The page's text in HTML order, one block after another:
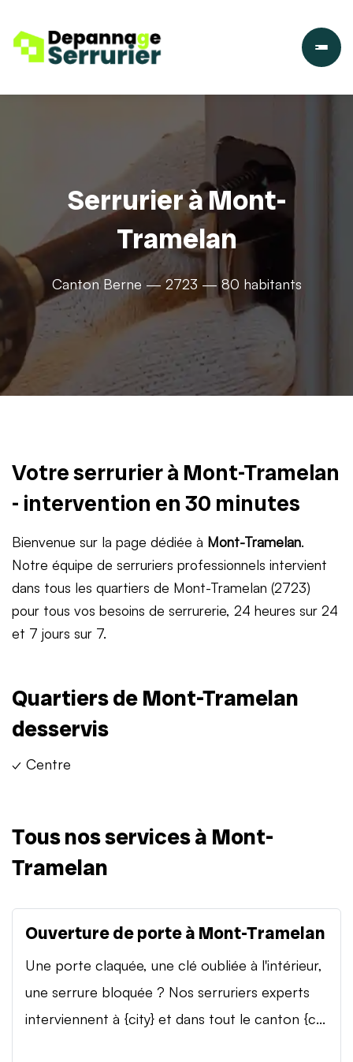
Serrurier à Mont-
Tramelan
Canton Berne — 2723 — 80 habitants
Votre serrurier à Mont-Tramelan
- intervention en 30 minutes
Bienvenue sur la page dédiée à Mont-Tramelan.
Notre équipe de serruriers professionnels intervient
dans tous les quartiers de Mont-Tramelan (2723)
pour tous vos besoins de serrurerie, 24 heures sur 24
et 7 jours sur 7.
Quartiers de Mont-Tramelan
desservis
✓ Centre
Tous nos services à Mont-
Tramelan
Ouverture de porte à Mont-Tramelan
Une porte claquée, une clé oubliée à l'intérieur,
une serrure bloquée ? Nos serruriers experts
interviennent à {city} et dans tout le canton {c...